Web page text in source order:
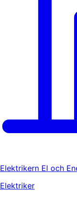
Elektrikern El och
Elektriker